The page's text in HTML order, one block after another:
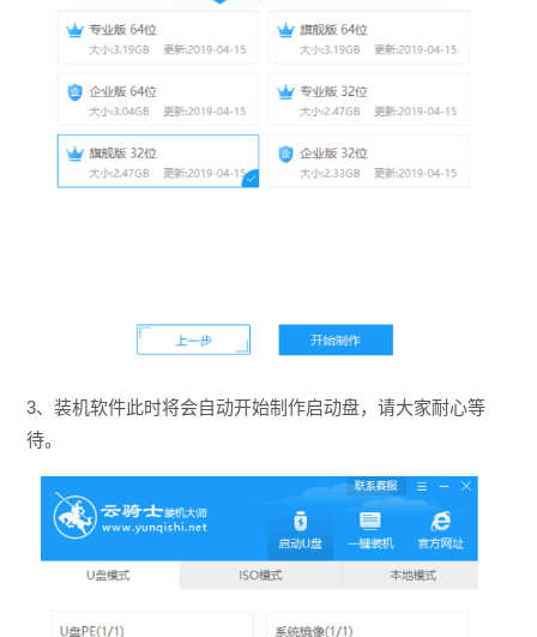
3、装机软件此时将会自动开始制作启动盘，请大家耐心等
待。